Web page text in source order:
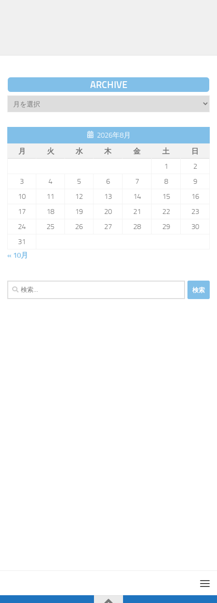
ARCHIVE
Archive
2026年8月
月
火 水 木 金 土
日
1
2
3
4 5 6 7 8
9
10
11 12 13 14 15
16
17
18 19 20 21 22
23
24
25 26 27 28 29
30
31
« 10月
検
索: